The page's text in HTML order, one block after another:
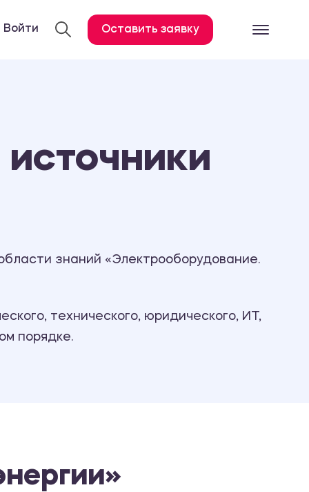
Курсовая работа
Диссертация
Ответы на билеты
Войти Оставить заявку
знаний «Электрооборудование.
технического, юридического, ИТ,
порядке.